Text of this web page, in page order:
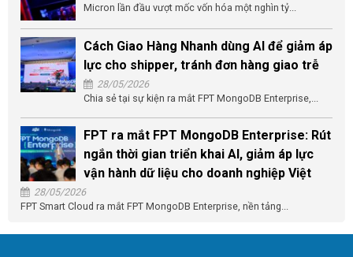
Micron lần đầu vượt mốc vốn hóa một nghìn tỷ...
Cách Giao Hàng Nhanh dùng AI để giảm áp
lực cho shipper, tránh đơn hàng giao trễ
28/05/2026
Chia sẻ tại sự kiện ra mắt FPT MongoDB Enterprise,...
FPT ra mắt FPT MongoDB Enterprise: Rút
ngắn thời gian triển khai AI, giảm áp lực
vận hành dữ liệu cho doanh nghiệp Việt
28/05/2026
FPT Smart Cloud ra mắt FPT MongoDB Enterprise, nền tảng...